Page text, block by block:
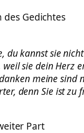
des Gedichtes
du kannst sie
sie dein Herz
meine sind
denn Sie ist zu
Part